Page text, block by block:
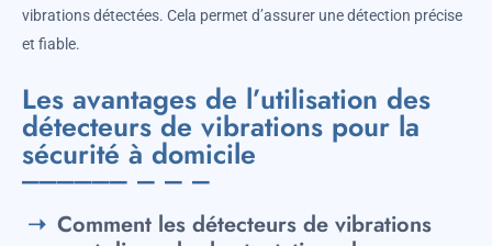
vibrations détectées. Cela permet d’assurer une détection précise
et fiable.
Les avantages de l’utilisation des
détecteurs de vibrations pour la
sécurité à domicile
Comment les détecteurs de vibrations